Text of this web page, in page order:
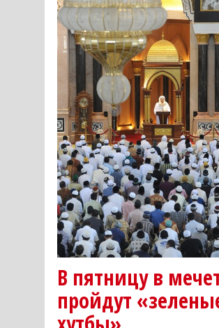
В пятницу в
пройдут